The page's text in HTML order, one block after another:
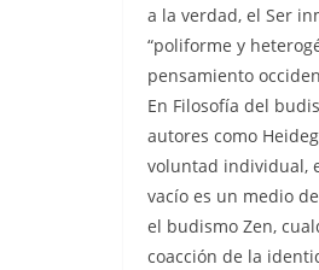
a la verdad, el Ser
“poliforme y
pensamiento
En Filosofía del
autores como
voluntad individual,
vacío es un medio
el budismo Zen,
coacción de la